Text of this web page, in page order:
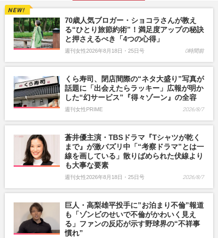
70歳人気ブロガー・ショコラさんが教え
る“ひとり旅節約術”！満足度アップの秘訣
と押さえるべき「4つの心得」
週刊女性2026年8月18日・25日号 0時間前
くら寿司、閉店間際の“ネタ大盛り”写真が
話題に「出会えたらラッキー」広報が明か
した“幻サービス”『得々ゾーン』の全容
週刊女性PRIME 2026/8/7
蒼井優主演・TBSドラマ『Tシャツが乾く
まで』が激バズリ中「“考察ドラマ”とは一
線を画している」散りばめられた伏線より
も大事な要素
週刊女性2026年8月18日・25日号 2026/8/7
巨人・高梨雄平投手に”お泊まり不倫”報道
も「ゾンビのせいで不倫がかわいく見え
る」ファンの反応が示す野球界の“不祥事
慣れ”